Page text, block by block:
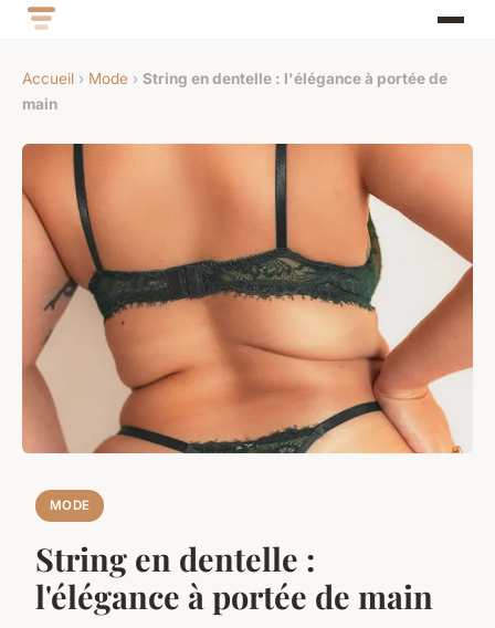
Accueil › Mode › String en dentelle : l'élégance à portée de
main
MODE
String en dentelle :
l'élégance à portée de main